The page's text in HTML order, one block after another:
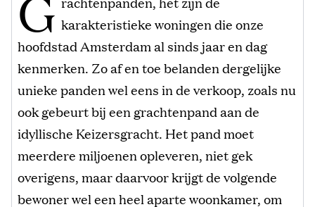
karakteristieke woningen die onze
hoofdstad Amsterdam al sinds jaar en dag
kenmerken. Zo af en toe belanden dergelijke
unieke panden wel eens in de verkoop, zoals nu
ook gebeurt bij een grachtenpand aan de
idyllische Keizersgracht. Het pand moet
meerdere miljoenen opleveren, niet gek
overigens, maar daarvoor krijgt de volgende
bewoner wel een heel aparte woonkamer, om